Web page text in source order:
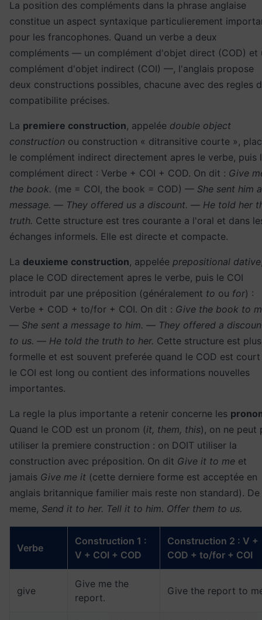
La position des compléments dans la phrase anglaise
constitue un aspect syntaxique particulierement
pour les francophones. Quand un verbe a deux
compléments — un complément d'objet direct (COD) et
complément d'objet indirect (COI) —, l'anglais propose
deux constructions possibles, chacune avec des regles
compatibilite précises.
La premiere construction, appelée double object
construction ou construction « ditransitive courte »,
le complément indirect directement apres le verbe, puis
complément direct : Verbe + COI + COD. On dit : Give
the book. (me = COI, the book = COD) — She sent him a
message. — They offered us a discount. — He told her
truth. Cette structure est tres courante a l'oral et dans
échanges informels. Elle est directe et compacte.
La deuxieme construction, appelée prepositional dative
place le COD directement apres le verbe, puis le COI
introduit par une préposition (généralement to ou for) :
Verbe + COD + to/for + COI. On dit : Give the book to
— She sent a message to him. — They offered a
to us. — He told the truth to her. Cette structure est plus
formelle et est souvent preferée quand le COD est
le COI est long ou contient des informations nouvelles
importantes.
La regle la plus importante a retenir concerne les
Quand le COD est un pronom (it, them, this), on ne peut
utiliser la premiere construction : on DOIT utiliser la
construction avec préposition. On dit Give it to me et
jamais Give me it (cette derniere forme est acceptée en
anglais britannique familier mais reste non standard). De
meme, Send it to her. Tell it to him. Offer them to us.
Verbe
Construction 1 :
V + COI + COD
Construction 2 : V +
COD + to/for + COI
give
Give me the
report.
Give the report to